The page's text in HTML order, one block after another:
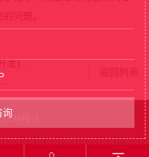
问题。
发)...
返回列表
号-1